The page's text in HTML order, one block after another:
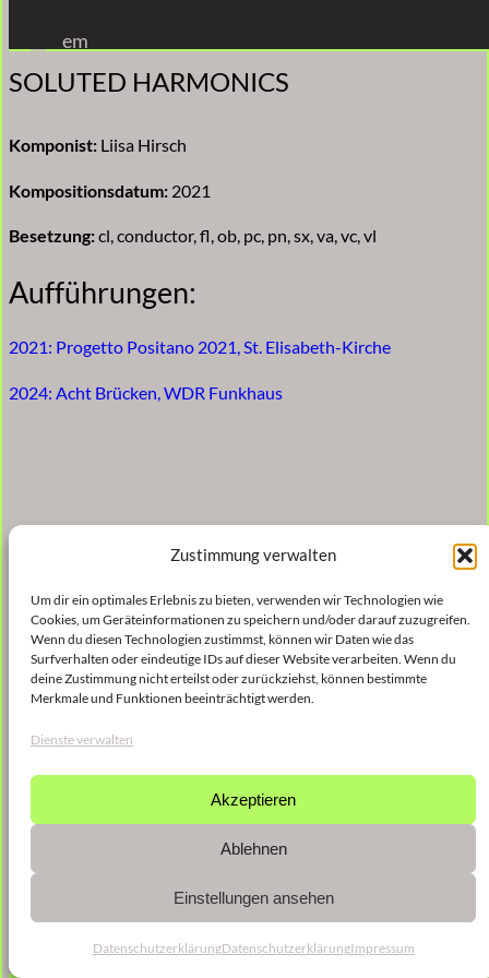
Zustimmung verwalten
Um dir ein optimales Erlebnis zu bieten, verwenden wir Technologien wie
Cookies, um Geräteinformationen zu speichern und/oder darauf zuzugreifen.
Wenn du diesen Technologien zustimmst, können wir Daten wie das
Surfverhalten oder eindeutige IDs auf dieser Website verarbeiten. Wenn du
deine Zustimmung nicht erteilst oder zurückziehst, können bestimmte
Merkmale und Funktionen beeinträchtigt werden.
Dienste verwalten
Akzeptieren
Ablehnen
Einstellungen ansehen
DatenschutzerklärungDatenschutzerklärungImpressum
Inhalt
springen
em
SOLUTED HARMONICS
Komponist: Liisa Hirsch
Kompositionsdatum: 2021
Besetzung:cl, conductor, fl, ob, pc, pn, sx, va, vc, vl
Aufführungen:
2021: Progetto Positano 2021, St. Elisabeth-Kirche
2024: Acht Brücken, WDR Funkhaus